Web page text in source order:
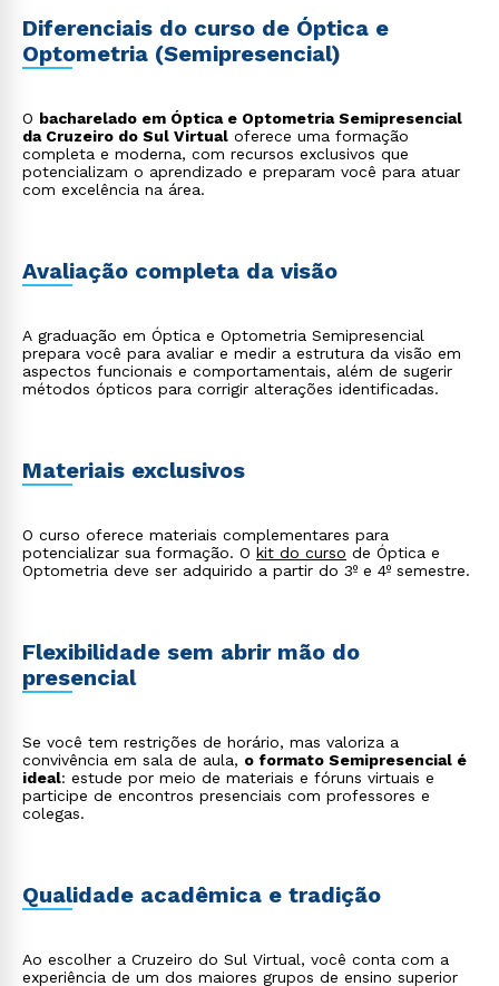
Diferenciais do curso de Óptica e
Optometria (Semipresencial)
O bacharelado em Óptica e Optometria Semipresencial
da Cruzeiro do Sul Virtual oferece uma formação
completa e moderna, com recursos exclusivos que
potencializam o aprendizado e preparam você para atuar
com excelência na área.
Avaliação completa da visão
A graduação em Óptica e Optometria Semipresencial
prepara você para avaliar e medir a estrutura da visão em
aspectos funcionais e comportamentais, além de sugerir
métodos ópticos para corrigir alterações identificadas.
Materiais exclusivos
O curso oferece materiais complementares para
potencializar sua formação. O kit do curso de Óptica e
Optometria deve ser adquirido a partir do 3º e 4º semestre.
Flexibilidade sem abrir mão do
presencial
Se você tem restrições de horário, mas valoriza a
convivência em sala de aula, o formato Semipresencial é
ideal: estude por meio de materiais e fóruns virtuais e
participe de encontros presenciais com professores e
colegas.
Qualidade acadêmica e tradição
Ao escolher a Cruzeiro do Sul Virtual, você conta com a
experiência de um dos maiores grupos de ensino superior
Rápido e fácil
WhatsApp